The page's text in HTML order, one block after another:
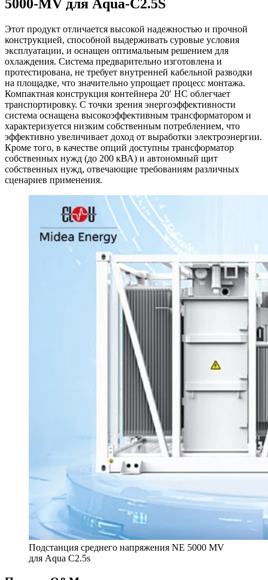
5000-MV для Aqua-C2.5S
Этот продукт отличается высокой надежностью и прочной
конструкцией, способной выдерживать суровые условия
эксплуатации, и оснащен оптимальным решением для
охлаждения. Система предварительно изготовлена и
протестирована, не требует внутренней кабельной разводки
на площадке, что значительно упрощает процесс монтажа.
Компактная конструкция контейнера 20′ HC облегчает
транспортировку. С точки зрения энергоэффективности
система оснащена высокоэффективным трансформатором и
характеризуется низким собственным потреблением, что
эффективно увеличивает доход от выработки электроэнергии.
Кроме того, в качестве опций доступны трансформатор
собственных нужд (до 200 кВА) и автономный щит
собственных нужд, отвечающие требованиям различных
сценариев применения.
Подстанция среднего напряжения NE 5000 MV
для Aqua C2.5s